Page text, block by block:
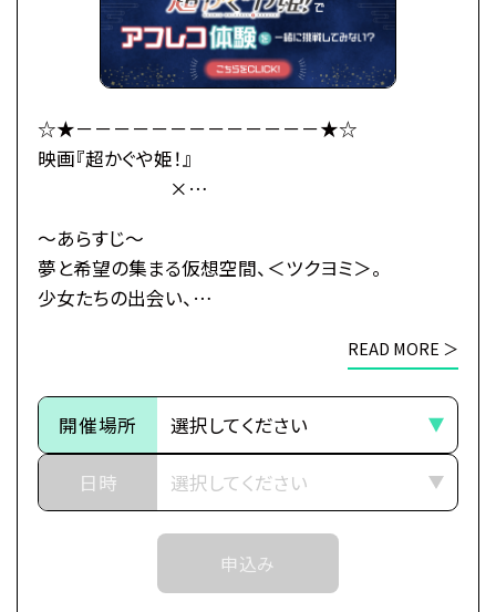
☆★－－－－－－－－－－－－－★☆
映画『超かぐや姫！』
×
☆★－－－－－－－－－－－－－★☆
●注意事項
※各体験授業には定員に限りがございます。
そのため、ご予約状況により、
抽選等の対応をさせていただく場合がございます。
※当日ご参加いただける方には校舎の職員より
予約確定のご連絡をいたします。
それまでは予約完了しておりませんので
予めご了承ください。
※中学生以上の方が対象となります。
～あらすじ～
夢と希望の集まる仮想空間、＜ツクヨミ＞。
少女たちの出会い、
都内の進学校に通う17歳の女子高生・酒寄彩葉は、
バイトと学業の両立に励む超絶多忙な日々を送って
いた。
日々の癒やしは、インターネット上の仮想空間＜ツク
ヨミ＞の管理人兼大人気ライバー(配信者)・月見ヤ
チヨの配信を見ること。
自分の分身を作り誰もが自由に創作活動を行う＜ツ
READ MORE ＞
開催場所
日時
申込み